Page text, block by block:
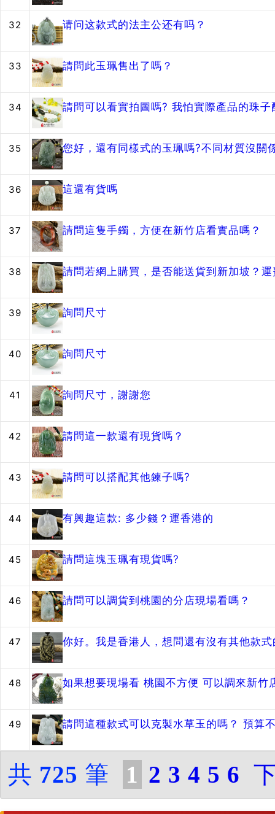
32 请问这款式的法主公还有吗？
33 請問此玉珮售出了嗎？
34 請問可以看實拍圖嗎? 我怕實際產品的珠
35 您好，還有同樣式的玉珮嗎?不同材質沒關
36 這還有貨嗎
37 請問這隻手鐲，方便在新竹店看實品嗎？
38 請問若網上購買，是否能送貨到新加坡？
39 詢問尺寸
40 詢問尺寸
41 詢問尺寸，謝謝您
42 請問這一款還有現貨嗎？
43 請問可以搭配其他鍊子嗎?
44 有興趣這款: 多少錢？運香港的
45 請問這塊玉珮有現貨嗎?
46 請問可以調貨到桃園的分店現場看嗎？
47 你好。我是香港人，想問還有沒有其他款
48 如果想要現場看 桃園不方便 可以調來新
49 請問這種款式可以克製水草玉的嗎？ 預算
共 725 筆 1 2 3 4 5 6